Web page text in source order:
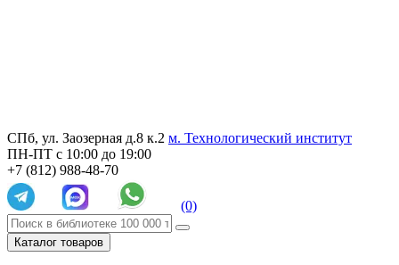
СПб, ул. Заозерная д.8 к.2 м. Технологический институт
ПН-ПТ с 10:00 до 19:00
+7 (812) 988-48-70
(0)
Каталог товаров